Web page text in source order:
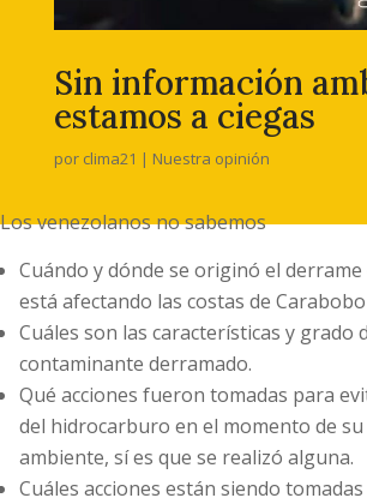
Sin información
estamos a ciegas
por clima21 | Nuestra opinión
Los venezolanos no sabemos
Cuándo y dónde se originó el
está afectando las costas de Carabobo
Cuáles son las características y grado
contaminante derramado.
Qué acciones fueron tomadas para
del hidrocarburo en el momento de
ambiente, sí es que se realizó alguna.
Cuáles acciones están siendo